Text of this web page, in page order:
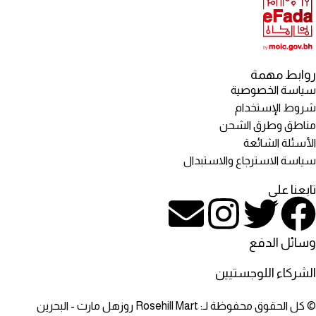
روابط مهمة
سياسة الخصوصية
شروط الإستخدام
مناطق وطرق الشحن
الأسئلة الشائعة
سياسة الاسترجاع والاستبدال
تابعنا على
وسائل الدفع
الشركاء اللوجستيين
© كل الحقوق محفوظة لـ: Rosehill Mart روزهل مارت - البحرين